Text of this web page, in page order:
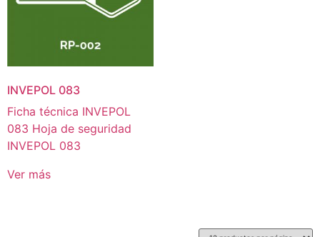
INVEPOL 083
Ficha técnica INVEPOL
083 Hoja de seguridad
INVEPOL 083
Ver más